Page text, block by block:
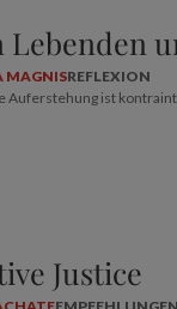
Lebenden
MAGNISREFLEXION
Auferstehung ist
Justice